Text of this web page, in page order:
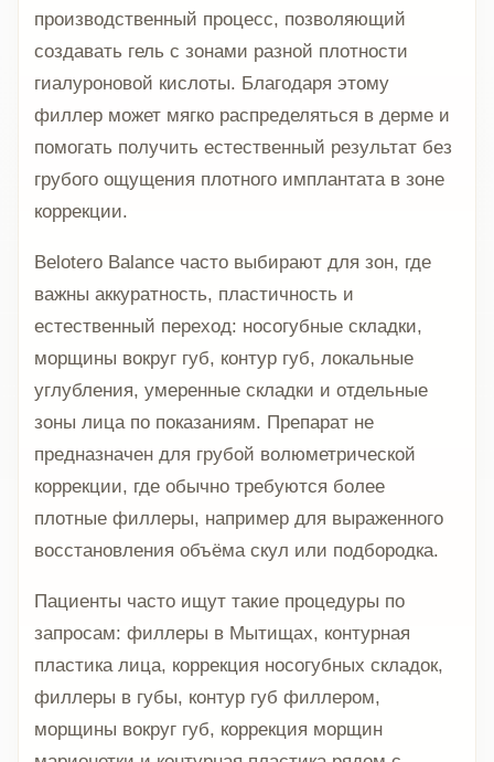
производственный процесс, позволяющий
создавать гель с зонами разной плотности
гиалуроновой кислоты. Благодаря этому
филлер может мягко распределяться в дерме и
помогать получить естественный результат без
грубого ощущения плотного имплантата в зоне
коррекции.
Belotero Balance часто выбирают для зон, где
важны аккуратность, пластичность и
естественный переход: носогубные складки,
морщины вокруг губ, контур губ, локальные
углубления, умеренные складки и отдельные
зоны лица по показаниям. Препарат не
предназначен для грубой волюметрической
коррекции, где обычно требуются более
плотные филлеры, например для выраженного
восстановления объёма скул или подбородка.
Пациенты часто ищут такие процедуры по
запросам: филлеры в Мытищах, контурная
пластика лица, коррекция носогубных складок,
филлеры в губы, контур губ филлером,
морщины вокруг губ, коррекция морщин